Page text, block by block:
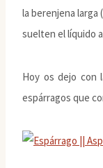
la berenjena larga
suelten el líquido
Hoy os dejo con
espárragos que